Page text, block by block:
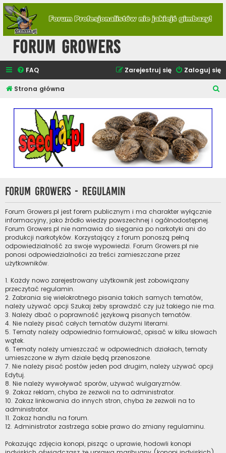
Forum Growers
FAQ Zaloguj się
Zarejestruj się
Strona główna
Forum Growers - Regulamin
Forum Growers.pl jest forem publicznym i ma charakter wyłącznie
informacyjny, jako źródło wiedzy powszechnej i ogólnodostępnej.
Forum Growers.pl nie namawia do sięgania po narkotyki ani do
produkcji narkotyków. Korzystający z forum ponoszą pełną
odpowiedzialność za swoje wypowiedzi. Forum Growers.pl nie
ponosi odpowiedzialności za treści zamieszczane przez
użytkowników.
1. Każdy nowo zarejestrowany użytkownik jest zobowiązany
przeczytać regulamin.
2. Zabrania się wielokrotnego pisania takich samych tematów,
należy używać opcji Szukaj żeby sprawdzić czy już takiego nie ma.
3. Należy dbać o poprawność językową pisanych tematów.
4. Nie należy pisać całych tematów dużymi literami.
5. Tematy należy odpowiednio formułować, opisać w kilku słowach
wątek.
6. Tematy należy umieszczać w odpowiednich działach, tematy
umieszczone w złym dziale będą przenoszone.
7. Nie należy pisać postów jeden pod drugim, należy używać opcji
Edytuj.
8. Nie należy wywoływać sporów, używać wulgaryzmów.
9. Zakaz reklam, chyba że zezwoli na to administrator.
10. Zakaz linkowania do innych stron, chyba że zezwoli na to
administrator.
11. Zakaz handlu na forum.
12. Administrator zastrzega sobie prawo do zmiany regulaminu.
Pokazując zdjęcia konopi, pisząc o uprawie, hodowli konopi